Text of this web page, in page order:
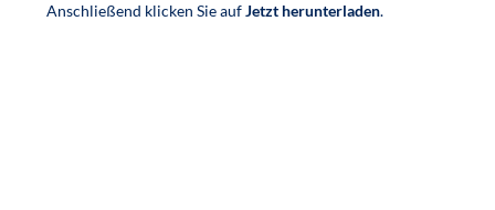
Anschließend klicken Sie aufJetzt herunterladen.